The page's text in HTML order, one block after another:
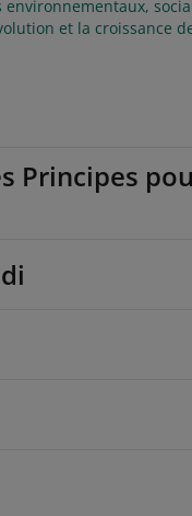
et la croissance
Principes